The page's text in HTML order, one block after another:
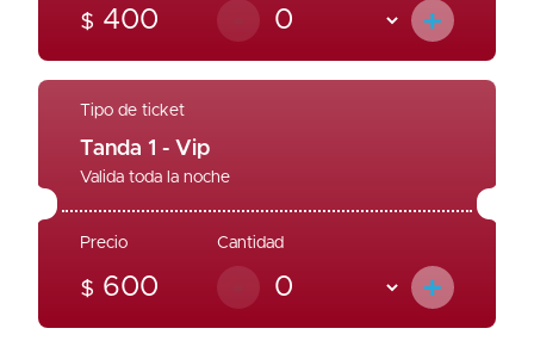
$ 400 +
Tipo de ticket
Tanda 1 - Vip
Valida toda la noche
Precio
$ 600
Cantidad
+